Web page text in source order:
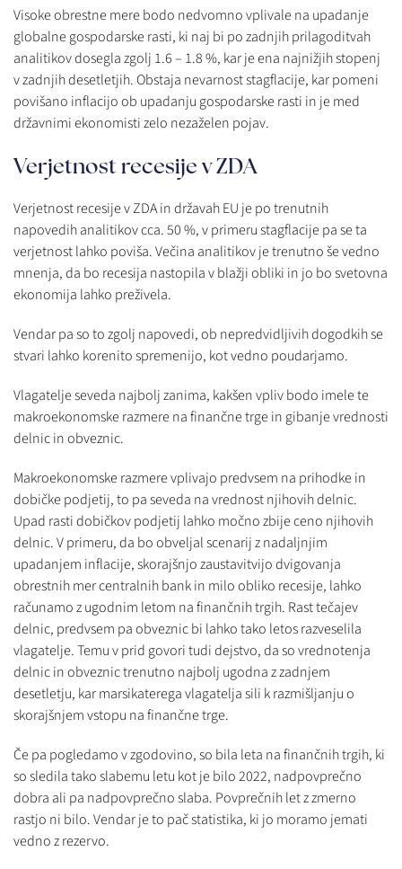
Visoke obrestne mere bodo nedvomno vplivale na upadanje
globalne gospodarske rasti, ki naj bi po zadnjih prilagoditvah
analitikov dosegla zgolj 1.6 – 1.8 %, kar je ena najnižjih stopenj
v zadnjih desetletjih. Obstaja nevarnost stagflacije, kar pomeni
povišano inflacijo ob upadanju gospodarske rasti in je med
državnimi ekonomisti zelo nezaželen pojav.
Verjetnost recesije v ZDA
Verjetnost recesije v ZDA in državah EU je po trenutnih
napovedih analitikov cca. 50 %, v primeru stagflacije pa se ta
verjetnost lahko poviša. Večina analitikov je trenutno še vedno
mnenja, da bo recesija nastopila v blažji obliki in jo bo svetovna
ekonomija lahko preživela.
Vendar pa so to zgolj napovedi, ob nepredvidljivih dogodkih se
stvari lahko korenito spremenijo, kot vedno poudarjamo.
Vlagatelje seveda najbolj zanima, kakšen vpliv bodo imele te
makroekonomske razmere na finančne trge in gibanje vrednosti
delnic in obveznic.
Makroekonomske razmere vplivajo predvsem na prihodke in
dobičke podjetij, to pa seveda na vrednost njihovih delnic.
Upad rasti dobičkov podjetij lahko močno zbije ceno njihovih
delnic. V primeru, da bo obveljal scenarij z nadaljnjim
upadanjem inflacije, skorajšnjo zaustavitvijo dvigovanja
obrestnih mer centralnih bank in milo obliko recesije, lahko
računamo z ugodnim letom na finančnih trgih. Rast tečajev
delnic, predvsem pa obveznic bi lahko tako letos razveselila
vlagatelje. Temu v prid govori tudi dejstvo, da so vrednotenja
delnic in obveznic trenutno najbolj ugodna z zadnjem
desetletju, kar marsikaterega vlagatelja sili k razmišljanju o
skorajšnjem vstopu na finančne trge.
Če pa pogledamo v zgodovino, so bila leta na finančnih trgih, ki
so sledila tako slabemu letu kot je bilo 2022, nadpovprečno
dobra ali pa nadpovprečno slaba. Povprečnih let z zmerno
rastjo ni bilo. Vendar je to pač statistika, ki jo moramo jemati
vedno z rezervo.